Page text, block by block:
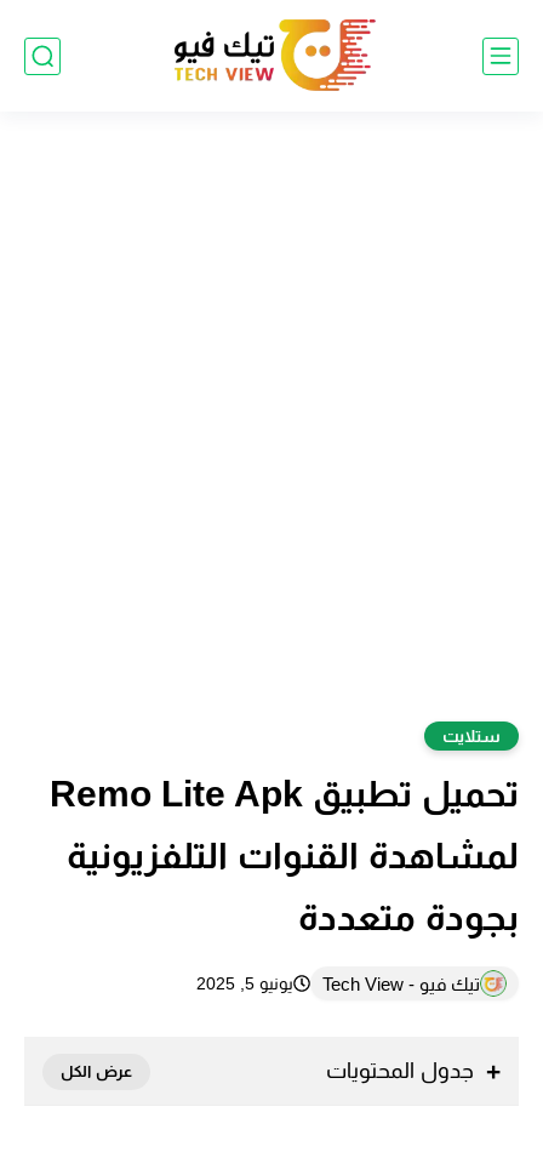
ستلايت
تحميل تطبيق Remo Lite Apk
لمشاهدة القنوات التلفزيونية
بجودة متعددة
تيك فيو - Tech View يونيو 5, 2025
جدول المحتويات